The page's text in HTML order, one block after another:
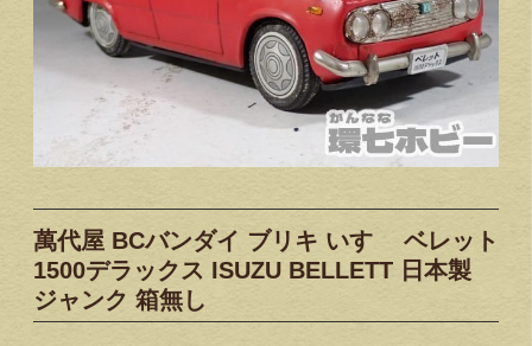
萬代屋 BCバンダイ ブリキ いすゞ ベレット
1500デラックス ISUZU BELLETT 日本製
ジャンク 箱無し